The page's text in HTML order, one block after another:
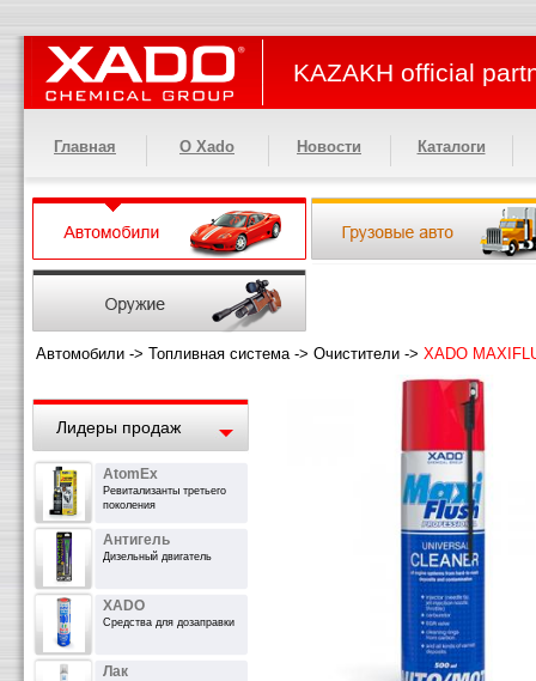
KAZAKH official
Главная О Xado Новости Каталоги
Автомобили -> Топливная система-> Очистители -> XADO
Лидеры продаж
AtomEx
Ревитализанты третьего
поколения
Антигель
Дизельный двигатель
XADO
Средства для дозаправки
Лак